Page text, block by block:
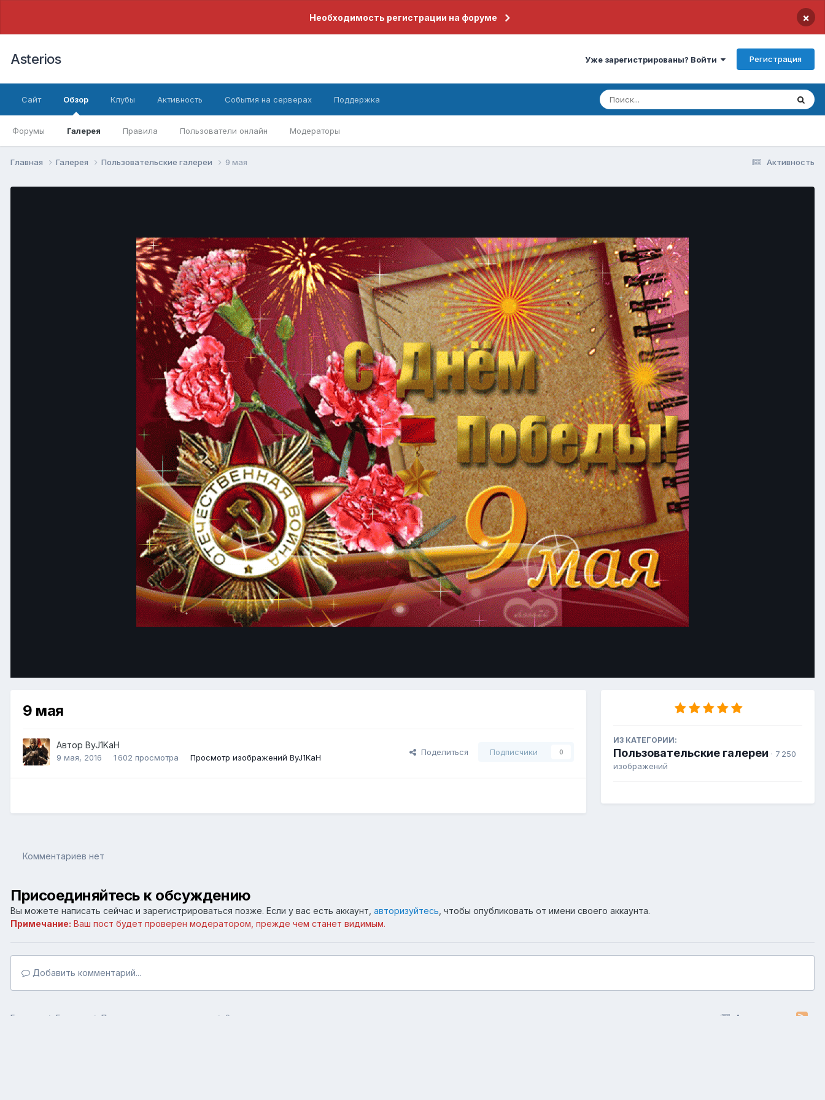
Необходимость регистрации на форуме ×
Asterios Уже зарегистрированы? Войти Регистрация
Сайт Обзор
Форумы Галерея Правила Пользователи онлайн Модераторы
Клубы Активность События на серверах Поддержка
Активность
Главная Галерея Пользовательские галереи 9 мая
9 мая
Автор ByJ1KaH
9 мая, 2016 1 602 просмотра Просмотр изображений ByJ1KaH
Поделиться Подписчики 0
ИЗ КАТЕГОРИИ:
Пользовательские галереи · 7 250
изображений
Комментариев нет
Присоединяйтесь к обсуждению
Вы можете написать сейчас и зарегистрироваться позже. Если у вас есть аккаунт, авторизуйтесь , чтобы опубликовать от имени своего аккаунта.
Примечание: Ваш пост будет проверен модератором, прежде чем станет видимым.
Добавить комментарий...
Активность
Главная Галерея Пользовательские галереи 9 мая